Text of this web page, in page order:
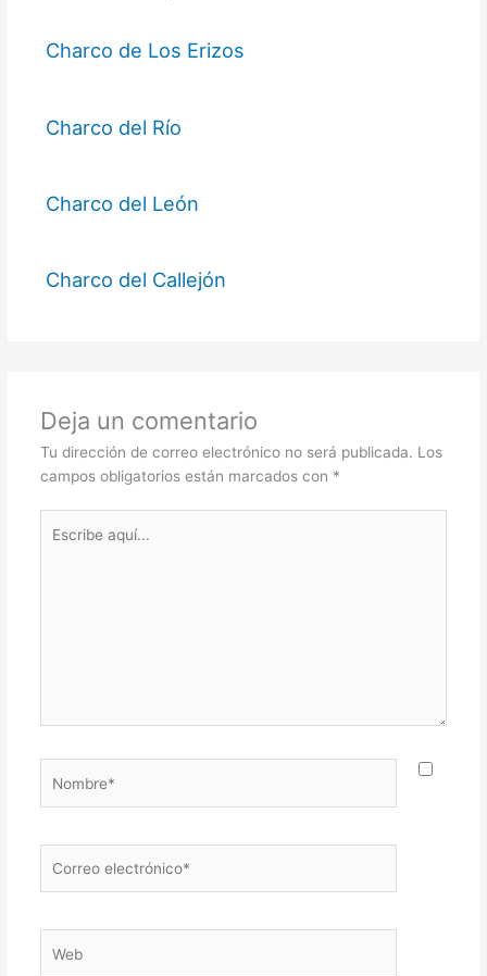
Charco de Los Erizos
Charco del Río
Charco del León
Charco del Callejón
Deja un comentario
Tu dirección de correo electrónico no será publicada. Los
campos obligatorios están marcados con *
aquí...
electrónico*